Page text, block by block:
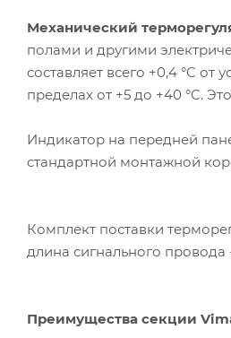
Механический
полами и другими
составляет всего +0,4 °C
пределах от +5 до +40 °C.
Индикатор на передней
стандартной монтажной
Комплект поставки
длина сигнального
Преимущества секции